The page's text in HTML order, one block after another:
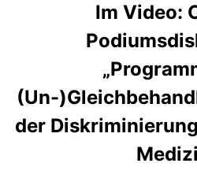
Im Video:
(Un-
der